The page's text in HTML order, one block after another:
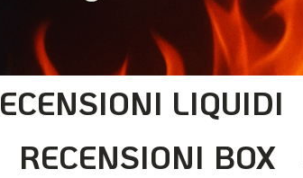
LIQUIDI
RECENSIONI BOX